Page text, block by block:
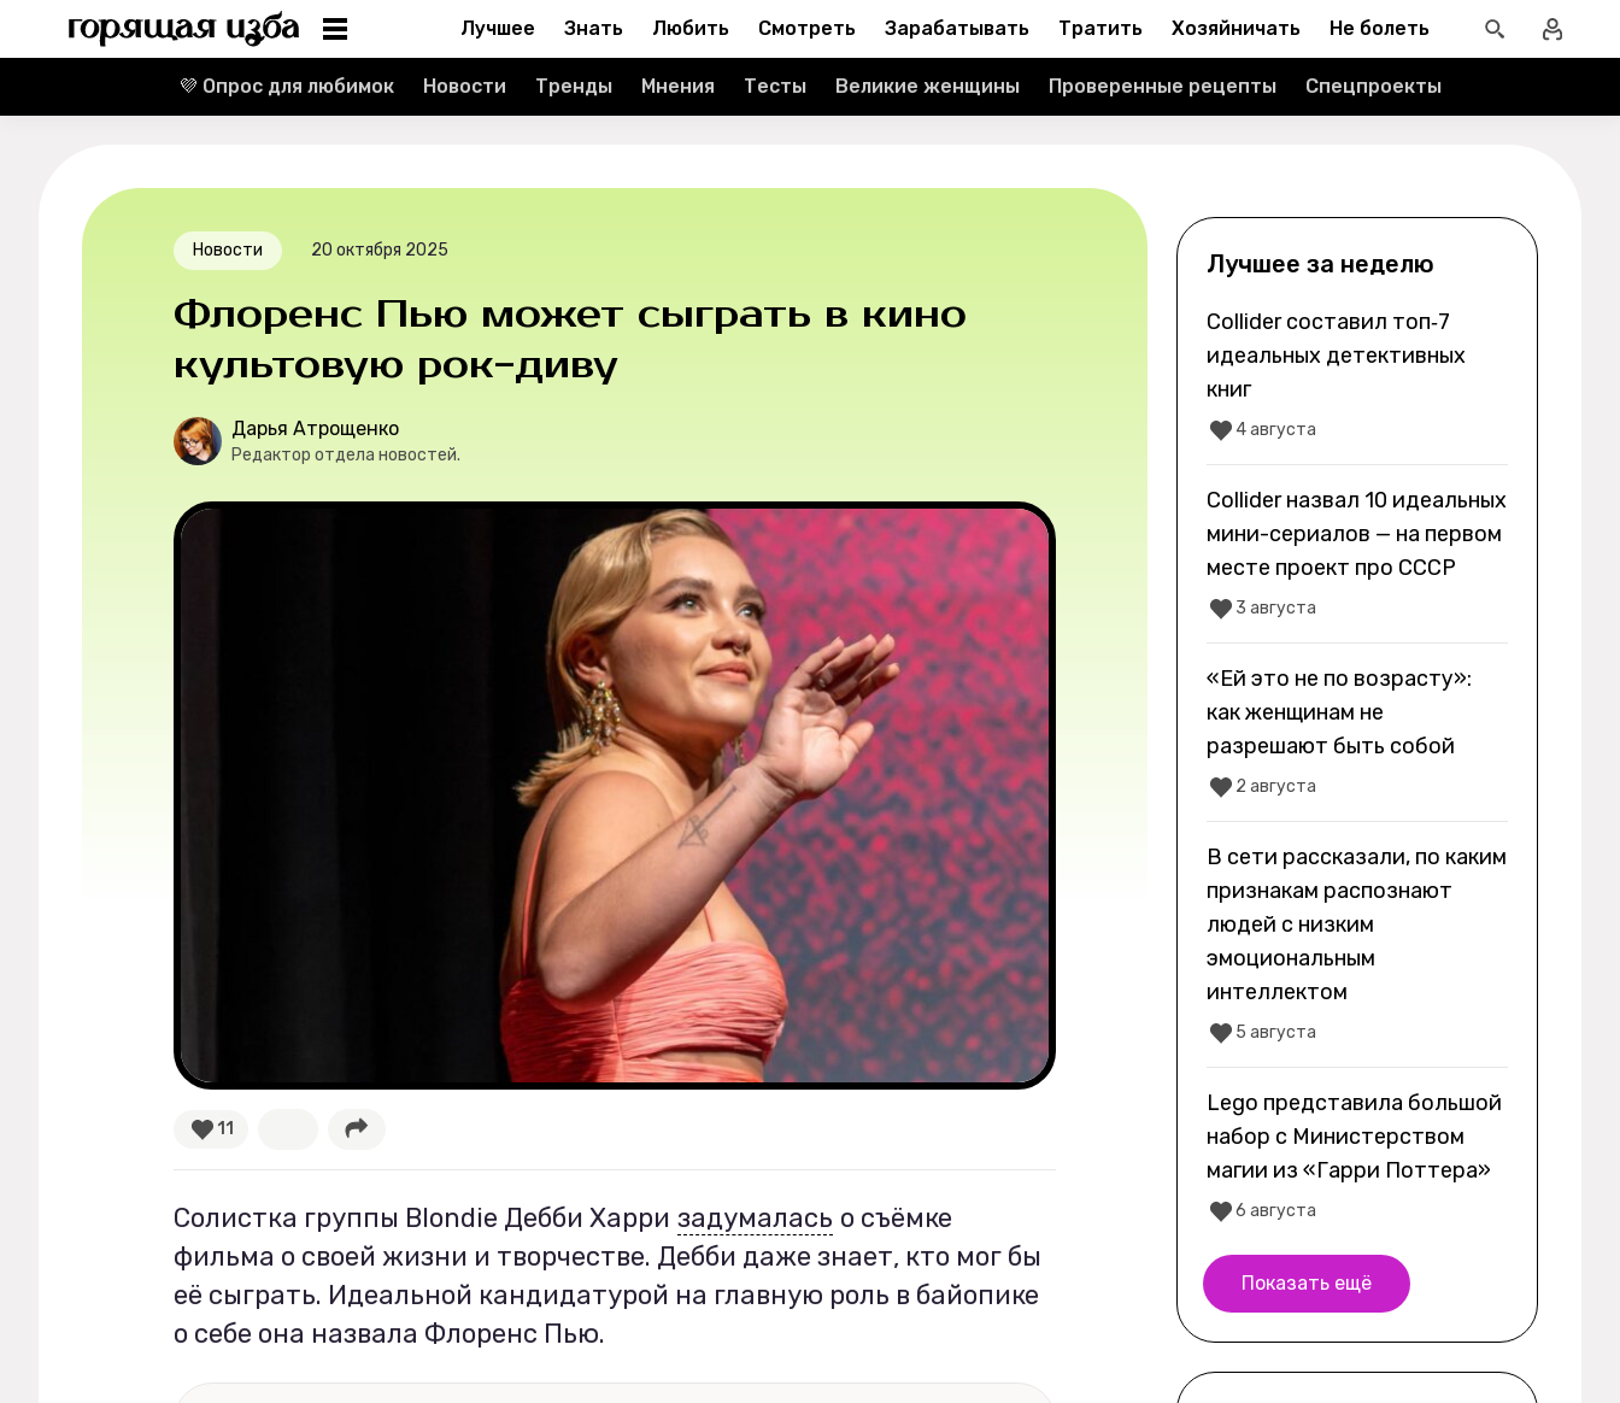
Реклама
Ваши истории
Лучшее Знать Любить Смотреть Зарабатывать Тратить Хозяйничать Не болеть
💜 Опрос для любимок Новости Тренды Мнения Тесты Великие женщины Проверенные рецепты Спецпроекты
Новости 20 октября 2025
Флоренс Пью может сыграть в кино
культовую рок-диву
Дарья Атрощенко
Редактор отдела новостей.
11
Солистка группы Blondie Дебби Харри задумалась о съёмке
фильма о своей жизни и творчестве. Дебби даже знает, кто мог бы
её сыграть. Идеальной кандидатурой на главную роль в байопике
о себе она назвала Флоренс Пью.
Лучшее за неделю
Collider составил топ‑7
идеальных детективных
книг
4 августа
Collider назвал 10 идеальных
мини-сериалов — на первом
месте проект про СССР
3 августа
«Ей это не по возрасту»:
как женщинам не
разрешают быть собой
2 августа
В сети рассказали, по каким
признакам распознают
людей с низким
эмоциональным
интеллектом
5 августа
Lego представила большой
набор с Министерством
магии из «Гарри Поттера»
6 августа
Показать ещё